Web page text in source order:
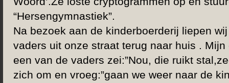
“Hersengymnastiek”.
Na bezoek aan de kinderboerderij liepen
vaders uit onze straat terug naar huis .
een van de vaders zei:”Nou, die ruikt
zich om en vroeg:”gaan we weer naar de